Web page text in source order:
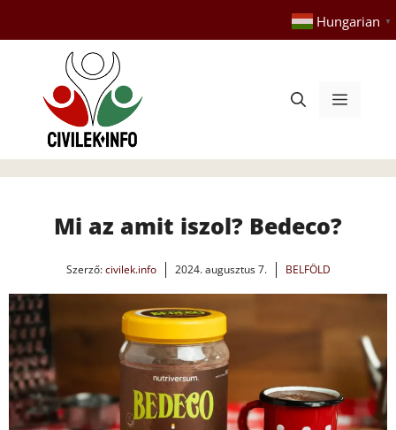
tartalomba
Hungarian ▼
Menü
Mi az amit iszol? Bedeco?
Szerző:civilek.info 2024. augusztus 7. BELFÖLD